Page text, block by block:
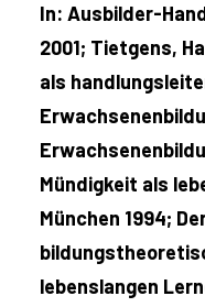
In: Ausbilder-
2001; Tietgens,
als
Mündigkeit als
München 1994;
lebenslangen